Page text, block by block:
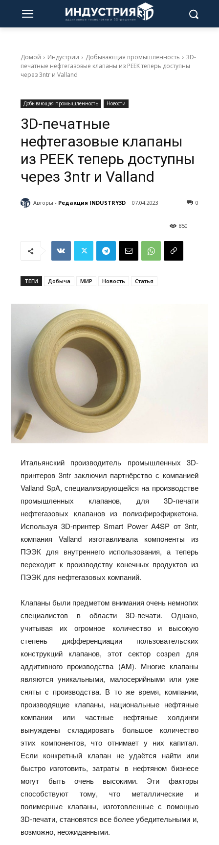
Домой Индустрии Добывающая промышленность
3D-
печатные нефтегазовые клапаны из PEEK теперь доступны
через 3ntr и Valland
Добывающая промышленность Новости
3D-печатные
нефтегазовые клапаны
из PEEK теперь доступны
через 3ntr и Valland
Авторы - Редакция INDUSTRY3D 07.04.2023 0
850
ТЕГИ Добыча МИР Новость Статья
Итальянский производитель промышленных 3D-
принтеров 3ntr заключил партнёрство с компанией
Valland SpA, специализирующейся на производстве
промышленных клапанов, для 3D-печати
нефтегазовых клапанов из полиэфирэфиркетона.
Используя 3D-принтер Smart Power A4SP от 3ntr,
компания Valland изготавливала компоненты из
ПЭЭК для внутреннего использования, а теперь
переходит к производству конечных продуктов из
ПЭЭК для нефтегазовых компаний.
Клапаны были предметом внимания очень немногих
специалистов в области 3D-печати. Однако,
учитывая их огромное количество и высокую
степень дифференциации пользовательских
конструкций клапанов, этот сектор созрел для
аддитивного производства (AM). Многие клапаны
являются уникальными, малосерийными или уже
сняты с производства. В то же время, компании,
производящие клапаны, национальные нефтяные
компании или частные нефтяные холдинги
вынуждены складировать большое количество
этих компонентов, что отнимает у них капитал.
Если конкретный клапан не удаётся найти или
быстро изготовить, затраты в нефтяном бизнесе
могут быть очень высокими. Эти факторы
способствуют тому, что металлические и
полимерные клапаны, изготовленные с помощью
3D-печати, становятся все более убедительными и,
возможно, неожиданными.